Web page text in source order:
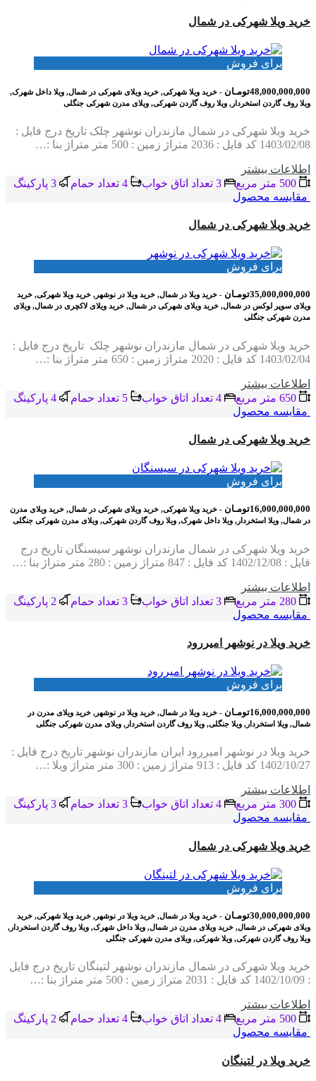
خرید ویلا شهرکی در شمال
برای فروش
48,000,000,000تومـان
- خرید ویلا شهرکی, خرید ویلای شهرکی در شمال, ویلا داخل شهرک,
ویلا روف گاردن استخردار, ویلا روف گاردن شهرکی, ویلای مدرن شهرکی جنگلی
خرید ویلا شهرکی در شمال مازندران نوشهر چلک تاریخ درج فایل :
1403/02/08 کد فایل : 2036 متراژ زمین : 500 متر متراژ بنا :…
اطلاعات بيشتر
مقایسه محصول
خرید ویلا شهرکی در شمال
برای فروش
35,000,000,000تومـان
- خرید ویلا در شمال, خرید ویلا در نوشهر, خرید ویلا شهرکی, خرید
ویلای سوپر لوکس در شمال, خرید ویلای شهرکی در شمال, خرید ویلای لاکچری در شمال, ویلای
مدرن شهرکی جنگلی
خرید ویلا شهرکی در شمال مازندران نوشهر چلک تاریخ درج فایل :
1403/02/04 کد فایل : 2020 متراژ زمین : 650 متر متراژ بنا :…
اطلاعات بيشتر
مقایسه محصول
خرید ویلا شهرکی در شمال
برای فروش
16,000,000,000تومـان
- خرید ویلا شهرکی, خرید ویلای شهرکی در شمال, خرید ویلای مدرن
در شمال, ویلا استخردار, ویلا داخل شهرک, ویلا روف گاردن شهرکی, ویلای مدرن شهرکی جنگلی
خرید ویلا شهرکی در شمال مازندران نوشهر سیسنگان تاریخ درج
فایل : 1402/12/08 کد فایل : 847 متراژ زمین : 280 متر متراژ بنا :…
اطلاعات بيشتر
مقایسه محصول
خرید ویلا در نوشهر امیررود
برای فروش
16,000,000,000تومـان
- خرید ویلا در شمال, خرید ویلا در نوشهر, خرید ویلای مدرن در
شمال, ویلا استخردار, ویلا جنگلی, ویلا روف گاردن استخردار, ویلای مدرن شهرکی جنگلی
خرید ویلا در نوشهر امیررود ایران مازندران نوشهر تاریخ درج فایل :
1402/10/27 کد فایل : 913 متراژ زمین : 300 متر متراژ ویلا :…
اطلاعات بيشتر
مقایسه محصول
خرید ویلا شهرکی در شمال
برای فروش
30,000,000,000تومـان
- خرید ویلا در شمال, خرید ویلا در نوشهر, خرید ویلا شهرکی, خرید
ویلای شهرکی در شمال, خرید ویلای مدرن در شمال, ویلا داخل شهرک, ویلا روف گاردن استخردار,
ویلا روف گاردن شهرکی, ویلا شهرکی, ویلای مدرن شهرکی جنگلی
خرید ویلا شهرکی در شمال مازندران نوشهر لتینگان تاریخ درج فایل
: 1402/10/09 کد فایل : 2031 متراژ زمین : 500 متر متراژ بنا :…
اطلاعات بيشتر
مقایسه محصول
خرید ویلا در لتینگان